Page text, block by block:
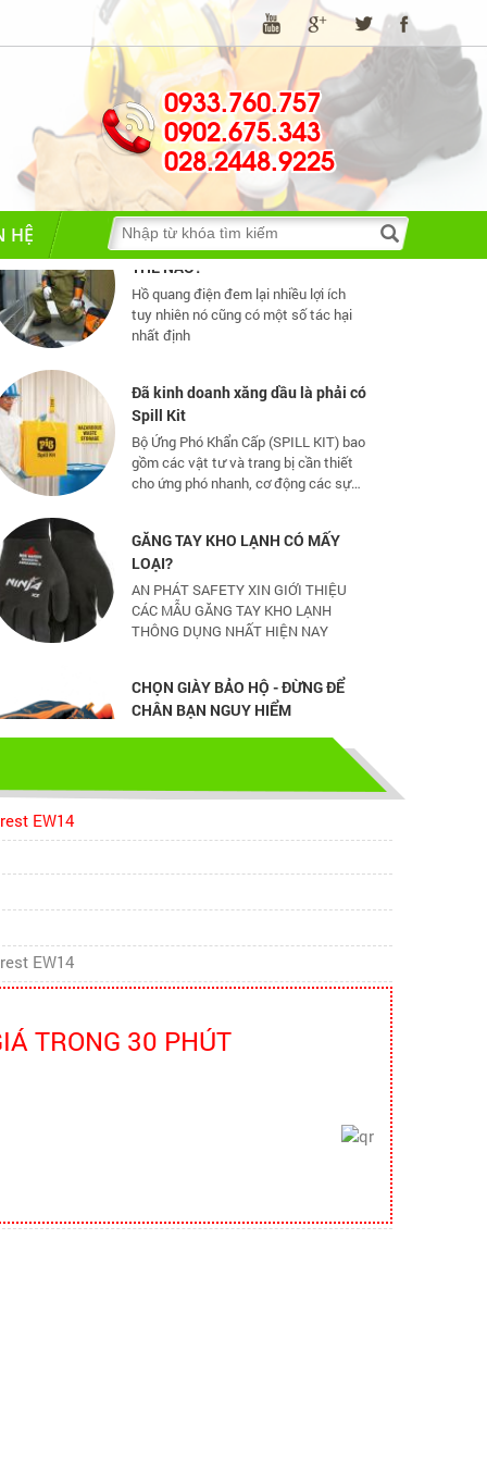
0933.760.757
0902.675.343
028.2448.9225
HỆ
Những quy định và hệ thống pháp
luật về bảo hộ lao động
Những quy định và hệ thống pháp luật
về bảo hộ lao động
TIA HỒ QUANG ĐIỆN NGUY HIỂM
THẾ NÀO?
Hồ quang điện đem lại nhiều lợi ích
tuy nhiên nó cũng có một số tác hại
nhất định
Đã kinh doanh xăng dầu là phải có
Bộ Ứng Phó Khẩn Cấp (SPILL KIT) bao
gồm các vật tư và trang bị cần thiết
cho ứng phó nhanh, cơ động các sự
cố tràn đổ dầu và hoá chất mức vừa
và nhỏ
GĂNG TAY KHO LẠNH CÓ MẤY
AN PHÁT SAFETY XIN GIỚI THIỆU
CÁC MẪU GĂNG TAY KHO LẠNH
THÔNG DỤNG NHẤT HIỆN NAY
CHỌN GIÀY BẢO HỘ - ĐỪNG ĐỂ
Hãy chọn lựa 1 đôi giày bảo hộ phù
hợp nhé
TỦ ĐỰNG HÓA CHẤT CÓ LỌC HẤP
TỦ ĐỰNG HÓA CHẤT CÓ LỌC HẤP
VSLĐ
Truyền thông viên nguồn về AT-VSLĐ
Hướng dẫn chọn mua và sử dụng
EW14
EW14
TRONG 30 PHÚT